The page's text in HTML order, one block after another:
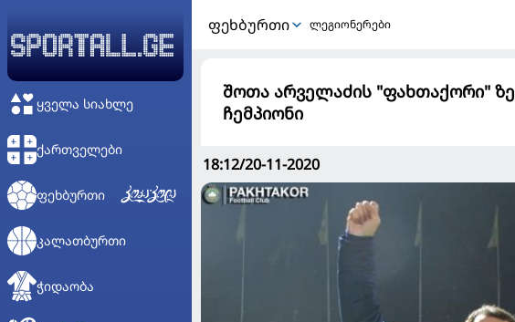
ᲧᲕᲔᲚᲐ ᲡᲘᲐᲮᲚᲔ
ᲥᲐᲠᲗᲕᲔᲚᲔᲑᲘ
ᲤᲔᲮᲑᲣᲠᲗᲘ
ᲙᲐᲚᲐᲗᲑᲣᲠᲗᲘ
ᲭᲘᲓᲐᲝᲑᲐ
ᲤᲔᲮᲑᲣᲠᲗᲘ ლეგიონერები
შოთა არველაძის "ფახთაქორი"
ჩემპიონი
18:12/20-11-2020